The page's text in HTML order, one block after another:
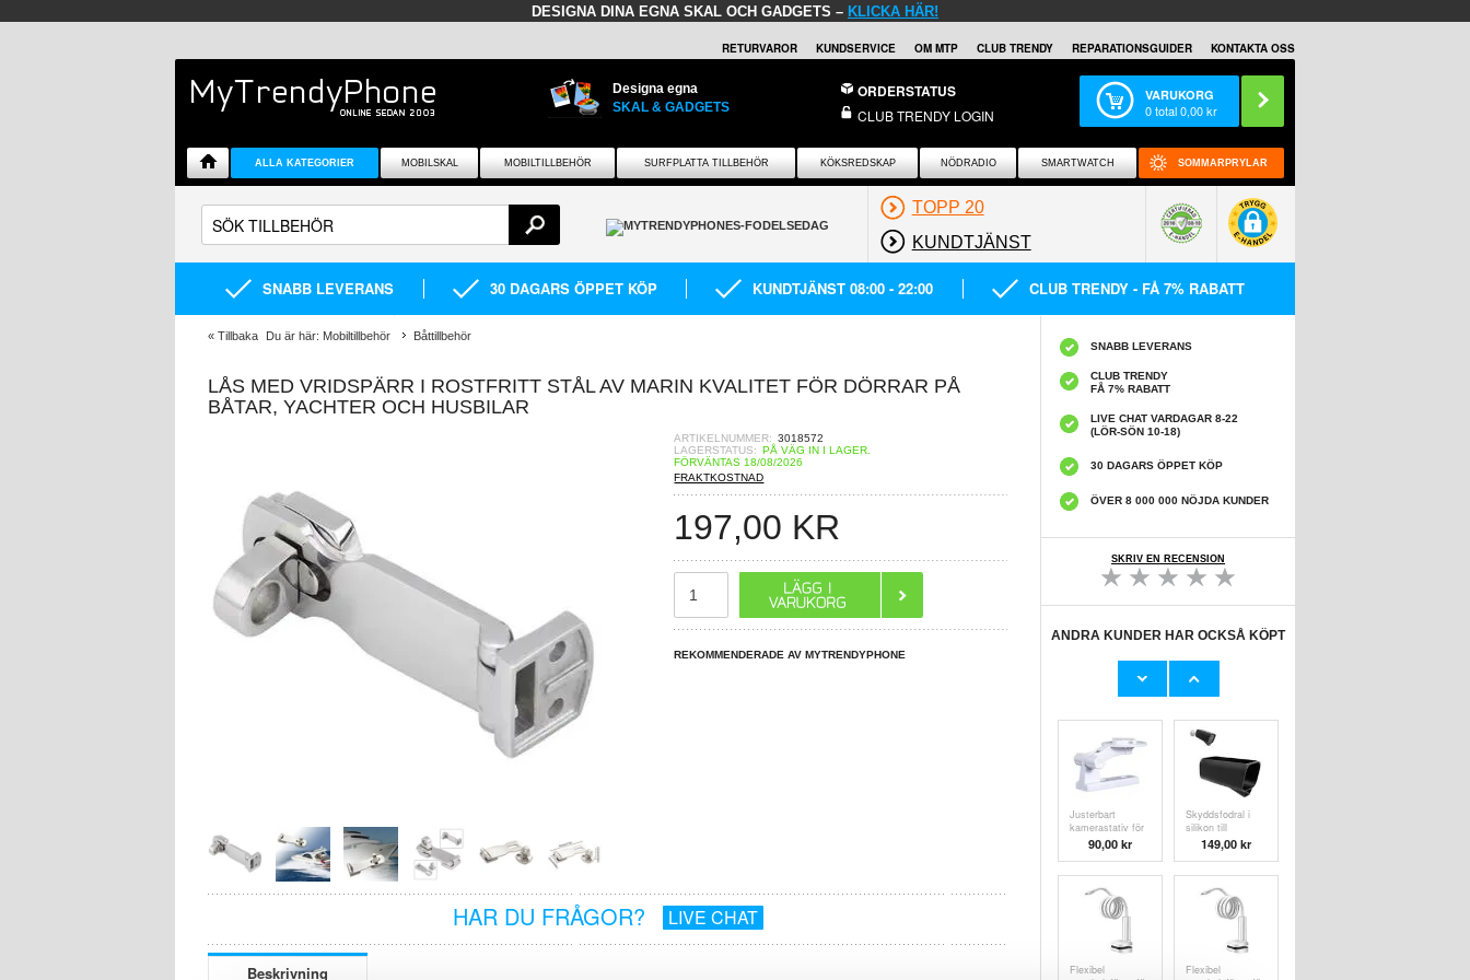
DESIGNA DINA EGNA SKAL OCH GADGETS – KLICKA HÄR!
RETURVAROR KUNDSERVICE OM MTP CLUB TRENDY REPARATIONSGUIDER KONTAKTA OSS
Designa egna
SKAL & GADGETS
ORDERSTATUS
CLUB TRENDY LOGIN
VARUKORG
0total0,00kr
ALLA KATEGORIER MOBILSKAL MOBILTILLBEHÖR SURFPLATTA TILLBEHÖR KÖKSREDSKAP NÖDRADIO SMARTWATCH SOMMARPRYLAR
TOPP 20
KUNDTJÄNST
SNABB LEVERANS 30 DAGARS ÖPPET KÖP KUNDTJÄNST 08:00 - 22:00 CLUB TRENDY - FÅ 7% RABATT
« Tillbaka Du är här: Mobiltillbehör Båttillbehör
LÅS MED VRIDSPÄRR I ROSTFRITT STÅL AV MARIN KVALITET FÖR DÖRRAR PÅ
BÅTAR, YACHTER OCH HUSBILAR
ARTIKELNUMMER: 3018572
LAGERSTATUS: PÅ VÄG IN I LAGER.
FÖRVÄNTAS 18/08/2026
FRAKTKOSTNAD
197,00 KR
REKOMMENDERADE AV MYTRENDYPHONE
HAR DU FRÅGOR? LIVE CHAT
Beskrivning
SNABB LEVERANS
CLUB TRENDY
FÅ 7% RABATT
LIVE CHAT VARDAGAR 8-22
(LÖR-SÖN 10-18)
30 DAGARS ÖPPET KÖP
ÖVER 8 000 000 NÖJDA KUNDER
SKRIV EN RECENSION
ANDRA KUNDER HAR OCKSÅ KÖPT
Låsreglage i
Kamklämma i
aluminium och
nylon med
segelbåt och
kajak - L
Justerbart
kamerastativ för
TP-LINK,
Mercury - vit
90,00 kr
Skyddsfodral i
silikon till
EufyCam S3 Pro-
övervakningskamera
- Svart
149,00 kr
Flexibel
Flexibel